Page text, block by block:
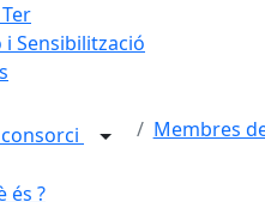
i Sensibilització
consorci Membres
és ?